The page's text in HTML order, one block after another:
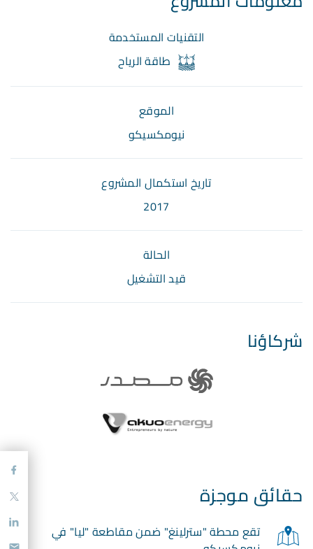
التقنيات المستخدمة
طاقة الرياح
الموقع
نيومكسيكو
تاريخ استكمال المشروع
2017
الحالة
قيد التشغيل
شركاؤنا
حقائق موجزة
تقع محطة "سترلينغ" ضمن مقاطعة "ليا" في